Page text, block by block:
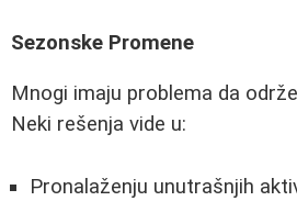
Sezonske Promene
Mnogi imaju problema da
Neki rešenja vide u:
Pronalaženju unutrašnjih